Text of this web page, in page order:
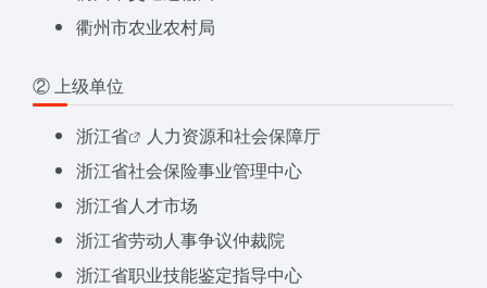
衢州市农业农村局
② 上级单位
浙江省
人力资源和社会保障厅
浙江省社会保险事业管理中心
浙江省人才市场
浙江省劳动人事争议仲裁院
浙江省职业技能鉴定指导中心